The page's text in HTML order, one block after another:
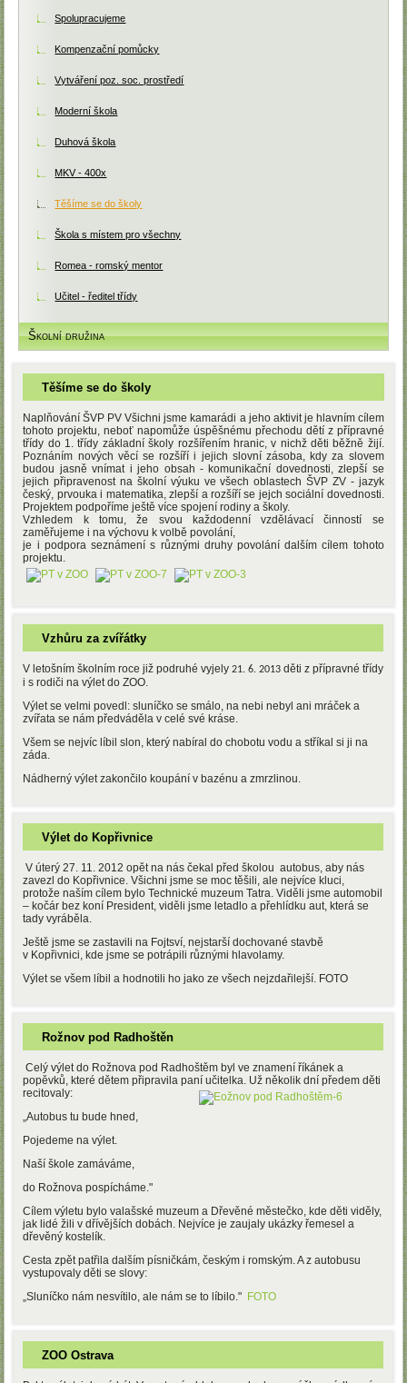
Spolupracujeme
Kompenzační pomůcky
Vytváření poz. soc. prostředí
Moderní škola
Duhová škola
MKV - 400x
Těšíme se do školy
Škola s místem pro všechny
Romea - romský mentor
Učitel - ředitel třídy
Školní družina
Těšíme se do školy
Naplňování ŠVP PV Všichni jsme kamarádi a jeho aktivit je hlavním cílem
tohoto projektu, neboť napomůže úspěšnému přechodu dětí z přípravné
třídy do 1. třídy základní školy rozšířením hranic, v nichž děti běžně žijí.
Poznáním nových věcí se rozšíří i jejich slovní zásoba, kdy za slovem
budou jasně vnímat i jeho obsah - komunikační dovednosti, zlepší se
jejich připravenost na školní výuku ve všech oblastech ŠVP ZV - jazyk
český, prvouka i matematika, zlepší a rozšíří se jejch sociální dovednosti.
Projektem podpoříme ještě více spojení rodiny a školy.
Vzhledem k tomu, že svou každodenní vzdělávací činností se
zaměřujeme i na výchovu k volbě povolání,
je i podpora seznámení s různými druhy povolání dalším cílem tohoto
projektu.
Vzhůru za zvířátky
V letošním školním roce již podruhé vyjely21. 6. 2013děti z přípravné třídy
i s rodiči na výlet do ZOO.
Výlet se velmi povedl: sluníčko se smálo, na nebi nebyl ani mráček a
zvířata se nám předváděla v celé své kráse.
Všem se nejvíc líbil slon, který nabíral do chobotu vodu a stříkal si ji na
záda.
Nádherný výlet zakončilo koupání v bazénu a zmrzlinou.
Výlet do Kopřivnice
V úterý 27. 11. 2012 opět na nás čekal před školou autobus, aby nás
zavezl do Kopřivnice. Všichni jsme se moc těšili, ale nejvíce kluci,
protože naším cílem bylo Technické muzeum Tatra. Viděli jsme automobil
– kočár bez koní President, viděli jsme letadlo a přehlídku aut, která se
tady vyráběla.
Ještě jsme se zastavili na Fojtsví, nejstarší dochované stavbě
v Kopřivnici, kde jsme se potrápili různými hlavolamy.
Výlet se všem líbil a hodnotili ho jako ze všech nejzdařilejší. FOTO
Rožnov pod Radhoštěn
Celý výlet do Rožnova pod Radhoštěm byl ve znamení říkánek a
popěvků, které dětem připravila paní učitelka. Už několik dní předem děti
recitovaly:
„Autobus tu bude hned,
Pojedeme na výlet.
Naší škole zamáváme,
do Rožnova pospícháme."
Cílem výletu bylo valašské muzeum a Dřevěné městečko, kde děti viděly,
jak lidé žili v dřívějších dobách. Nejvíce je zaujaly ukázky řemesel a
dřevěný kostelík.
Cesta zpět patřila dalším písničkám, českým i romským. A z autobusu
vystupovaly děti se slovy:
„Sluníčko nám nesvítilo, ale nám se to líbilo." FOTO
ZOO Ostrava